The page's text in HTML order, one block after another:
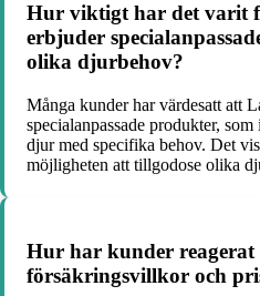
Hur viktigt har det varit
erbjuder
olika djurbehov?
Många kunder har värdesatt att
specialanpassade produkter,
djur med specifika behov. Det
möjligheten att tillgodose olika
Hur har kunder
försäkringsvillkor och